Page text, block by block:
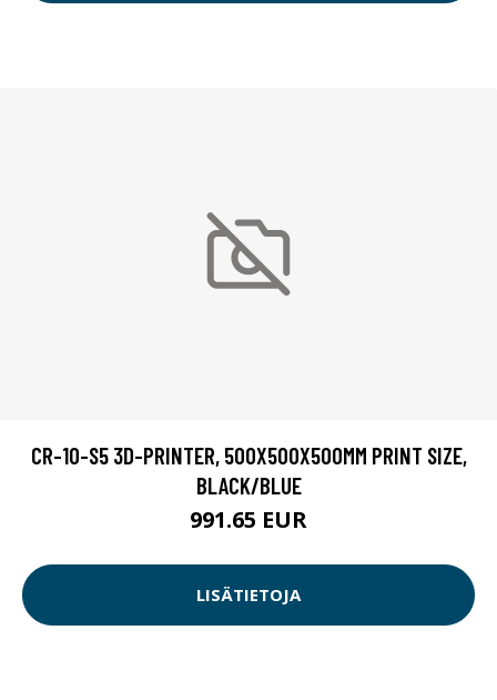
CR-10-S5 3D-PRINTER, 500X500X500MM PRINT SIZE,
BLACK/BLUE
991.65 EUR
LISÄTIETOJA